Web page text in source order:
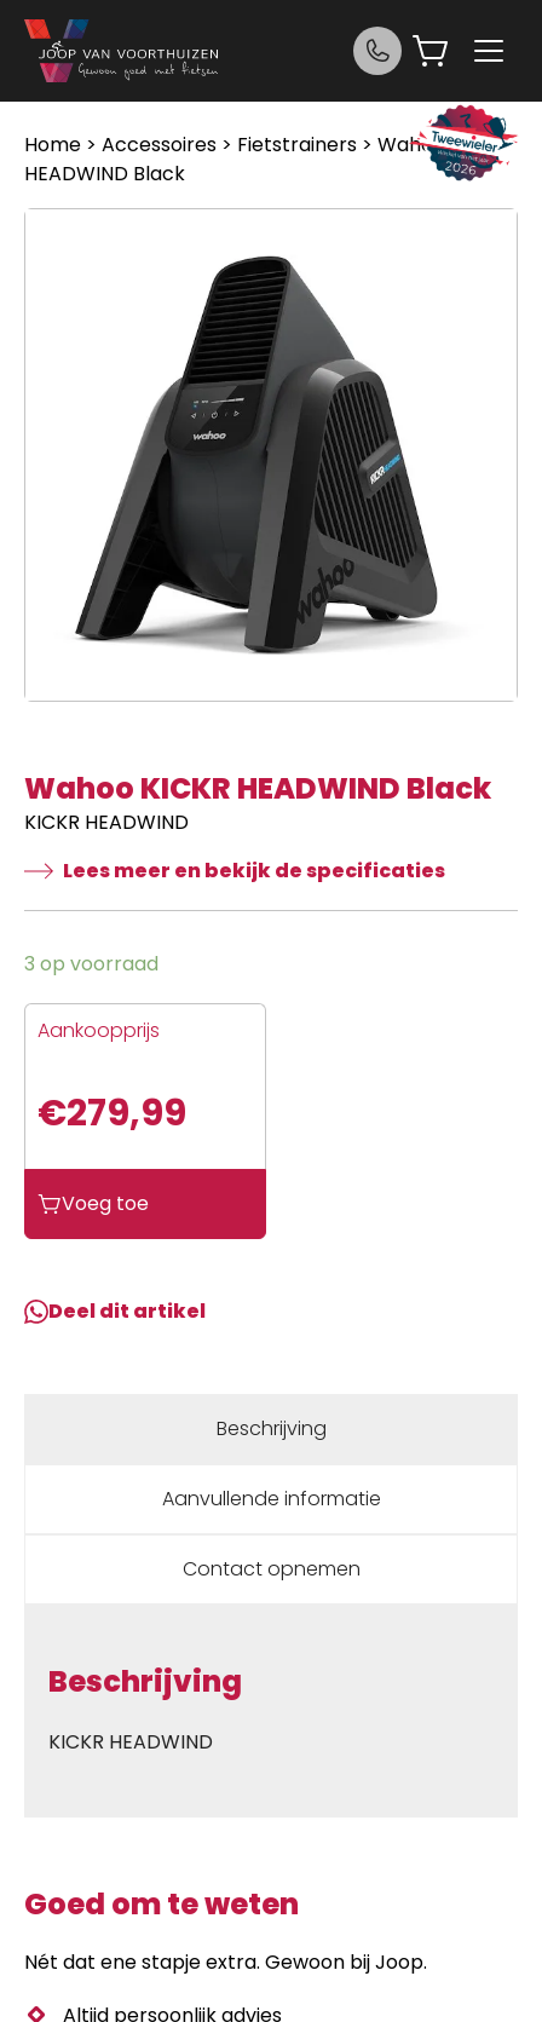
Ga naar de inhoud
Home > Accessoires > Fietstrainers > Wahoo KICKR
HEADWIND Black
Wahoo KICKR HEADWIND Black
KICKR HEADWIND
Lees meer en bekijk de specificaties
3 op voorraad
Aankoopprijs
€279,99
KICKR
HEADWIND
aantal
Voeg toe
Deel dit artikel
Beschrijving
Aanvullende informatie
Contact opnemen
Beschrijving
KICKR HEADWIND
Goed om te weten
Nét dat ene stapje extra. Gewoon bij Joop.
Altijd persoonlijk advies